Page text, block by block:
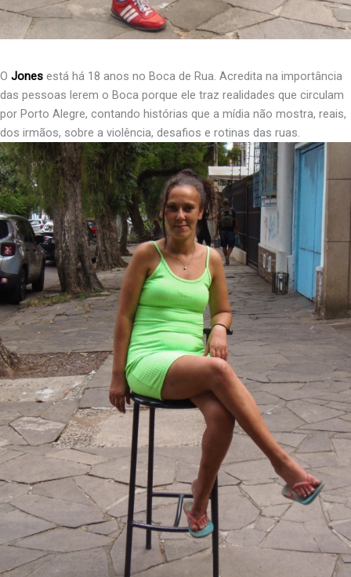
O Jones está há 18 anos no Boca de Rua. Acredita na importância
das pessoas lerem o Boca porque ele traz realidades que circulam
por Porto Alegre, contando histórias que a mídia não mostra, reais,
dos irmãos, sobre a violência, desafios e rotinas das ruas.